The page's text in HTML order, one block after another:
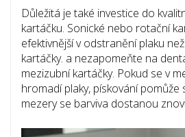
Důležitá je také investice do
kartáčku. Sonické nebo rotační
efektivnější v odstranění plaku
kartáčky. a nezapomeňte na
mezizubní kartáčky. Pokud se v
hromadí plaky, pískování pomůže
mezery se barviva dostanou